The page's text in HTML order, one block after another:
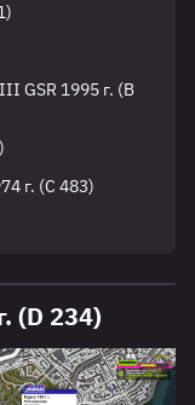
GSR 1995 г. (B
г. (C 483)
(D 234)